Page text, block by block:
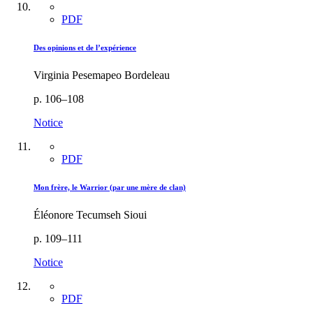
PDF
Des opinions et de l’expérience
Virginia Pesemapeo Bordeleau
p. 106–108
Notice
PDF
Mon frère, le Warrior (par une mère de clan)
Éléonore Tecumseh Sioui
p. 109–111
Notice
PDF